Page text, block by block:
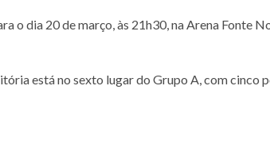
o dia 20 de março, às 21h30, na Arena Fonte
está no sexto lugar do Grupo A, com cinco